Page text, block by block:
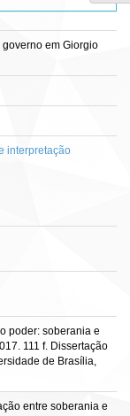
em Giorgio
interpretação
poder: soberania e
111 f. Dissertação
de Brasília,
entre soberania e